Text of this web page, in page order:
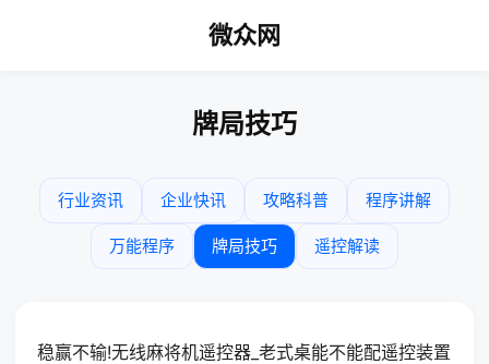
微众网
牌局技巧
行业资讯 企业快讯 攻略科普 程序讲解
万能程序 牌局技巧 遥控解读
稳赢不输!无线麻将机遥控器_老式桌能不能配遥控装置